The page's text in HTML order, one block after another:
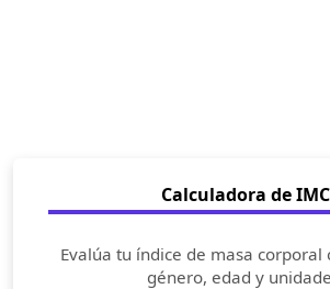
Calculadora de IMC
Evalúa tu índice de masa corporal
género, edad y